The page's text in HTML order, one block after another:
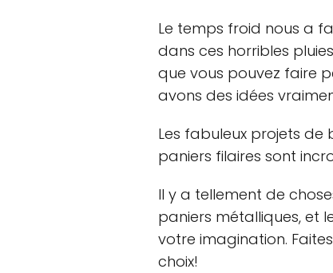
Le temps froid nous a
dans ces horribles
que vous pouvez faire
avons des idées
Les fabuleux projets
paniers filaires sont
Il y a tellement de
paniers métalliques, et
votre imagination.
choix!